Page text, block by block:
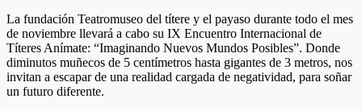
La fundación Teatromuseo del títere y el payaso durante todo el mes
de noviembre llevará a cabo su IX Encuentro Internacional de
Títeres Anímate: “Imaginando Nuevos Mundos Posibles”. Donde
diminutos muñecos de 5 centímetros hasta gigantes de 3 metros, nos
invitan a escapar de una realidad cargada de negatividad, para soñar
un futuro diferente.